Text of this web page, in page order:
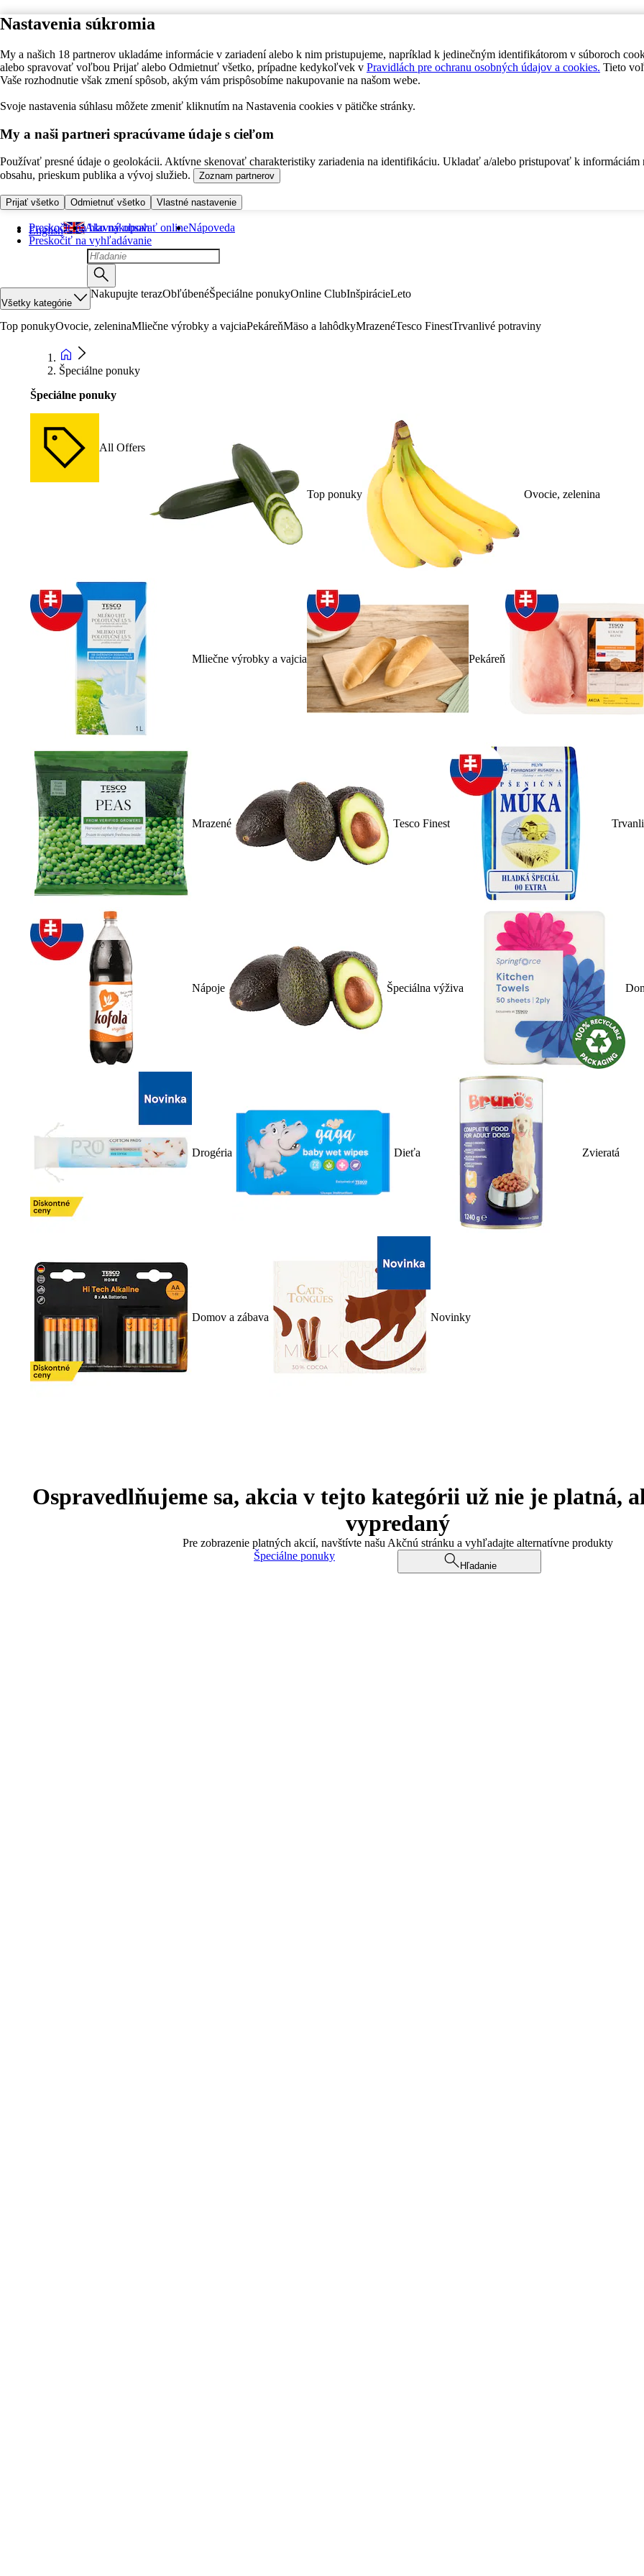
Nastavenia súkromia
My a našich 18 partnerov ukladáme informácie v zariadení alebo k nim pristupujeme, napríklad k jedinečným identifikátorom v súboroch
alebo spravovať voľbou Prijať alebo Odmietnuť všetko, prípadne kedykoľvek v Pravidlách pre ochranu osobných údajov a cookies. Tieto
Vaše rozhodnutie však zmení spôsob, akým vám prispôsobíme nakupovanie na našom webe.
Svoje nastavenia súhlasu môžete zmeniť kliknutím na Nastavenia cookies v pätičke stránky.
My a naši partneri spracúvame údaje s cieľom
Používať presné údaje o geolokácii. Aktívne skenovať charakteristiky zariadenia na identifikáciu. Ukladať a/alebo pristupovať k informáciám
obsahu, prieskum publika a vývoj služieb.
Zoznam partnerov
Prijať všetko Odmietnuť všetko Vlastné nastavenie
Preskočiť na hlavný obsah
Preskočiť na vyhľadávanie
English Ako nakupovať onlineNápoveda
Všetky kategórie
Nakupujte terazObľúbenéŠpeciálne ponukyOnline ClubInšpirácieLeto
Top ponukyOvocie, zeleninaMliečne výrobky a vajciaPekáreňMäso a lahôdkyMrazenéTesco FinestTrvanlivé potraviny
Špeciálne ponuky
Špeciálne ponuky
All Offers
Top ponuky Ovocie, zelenina
Mliečne výrobky a vajcia Pekáreň
Mrazené Tesco Finest
Nápoje Špeciálna výživa
Drogéria Dieťa Zvieratá
Domov a zábava Novinky
Ospravedlňujeme sa, akcia v tejto kategórii už nie je platná,
vypredaný
Pre zobrazenie platných akcií, navštívte našu Akčnú stránku a vyhľadajte alternatívne produkty
Špeciálne ponuky
Hľadanie